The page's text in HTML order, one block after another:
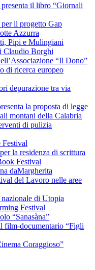
il libro “Giornali
il progetto Gap
Azzurra
Pipi e Mulingiani
Borghi
“Il Dono”
di ricerca europeo
depurazione tra via
la proposta di legge
montani della Calabria
di pulizia
la residenza di scrittura
Festival
daMargherita
del Lavoro nelle aree
di Utopia
Festival
“Sanasàna”
documentario “Figli
Coraggioso”